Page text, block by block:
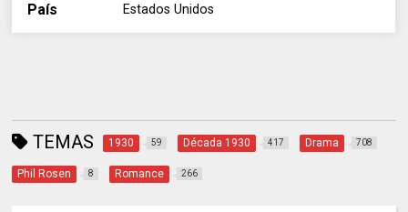
País Estados Unidos
TEMAS 1930 59 Década 1930 417 Drama 708
Phil Rosen 8 Romance 266